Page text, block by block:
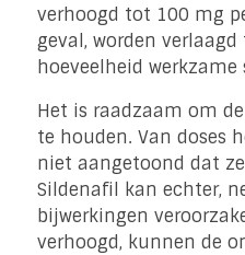
verhoogd tot 100 mg
geval, worden
hoeveelheid werkzame
Het is raadzaam om
te houden. Van doses
niet aangetoond dat
Sildenafil kan echter,
bijwerkingen
verhoogd, kunnen de